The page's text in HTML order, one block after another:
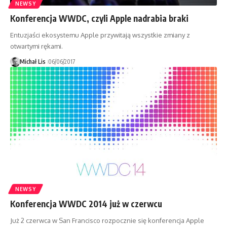
NEWSY
Konferencja WWDC, czyli Apple nadrabia braki
Entuzjaści ekosystemu Apple przywitają wszystkie zmiany z
otwartymi rękami.
Michał Lis 06/06/2017
NEWSY
Konferencja WWDC 2014 już w czerwcu
Już 2 czerwca w San Francisco rozpocznie się konferencja Apple